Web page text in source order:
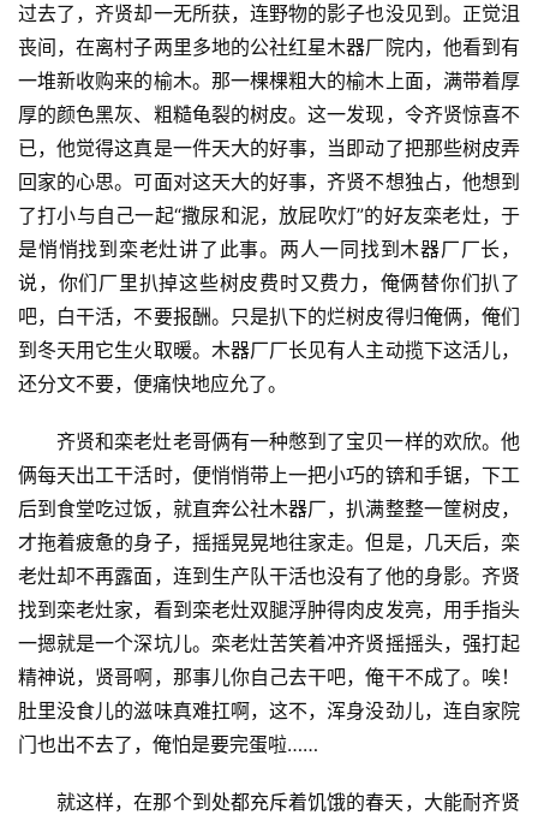
过去了，齐贤却一无所获，连野物的影子也没见到。正觉沮
丧间，在离村子两里多地的公社红星木器厂院内，他看到有
一堆新收购来的榆木。那一棵棵粗大的榆木上面，满带着厚
厚的颜色黑灰、粗糙龟裂的树皮。这一发现，令齐贤惊喜不
已，他觉得这真是一件天大的好事，当即动了把那些树皮弄
回家的心思。可面对这天大的好事，齐贤不想独占，他想到
了打小与自己一起“撒尿和泥，放屁吹灯”的好友栾老灶，于
是悄悄找到栾老灶讲了此事。两人一同找到木器厂厂长，
说，你们厂里扒掉这些树皮费时又费力，俺俩替你们扒了
吧，白干活，不要报酬。只是扒下的烂树皮得归俺俩，俺们
到冬天用它生火取暖。木器厂厂长见有人主动揽下这活儿，
还分文不要，便痛快地应允了。
齐贤和栾老灶老哥俩有一种憋到了宝贝一样的欢欣。他
俩每天出工干活时，便悄悄带上一把小巧的锛和手锯，下工
后到食堂吃过饭，就直奔公社木器厂，扒满整整一筐树皮，
才拖着疲惫的身子，摇摇晃晃地往家走。但是，几天后，栾
老灶却不再露面，连到生产队干活也没有了他的身影。齐贤
找到栾老灶家，看到栾老灶双腿浮肿得肉皮发亮，用手指头
一摁就是一个深坑儿。栾老灶苦笑着冲齐贤摇摇头，强打起
精神说，贤哥啊，那事儿你自己去干吧，俺干不成了。唉！
肚里没食儿的滋味真难扛啊，这不，浑身没劲儿，连自家院
门也出不去了，俺怕是要完蛋啦……
就这样，在那个到处都充斥着饥饿的春天，大能耐齐贤